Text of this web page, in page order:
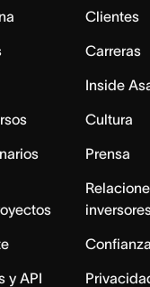
y API
Clientes
Carreras
Inside
Cultura
Prensa